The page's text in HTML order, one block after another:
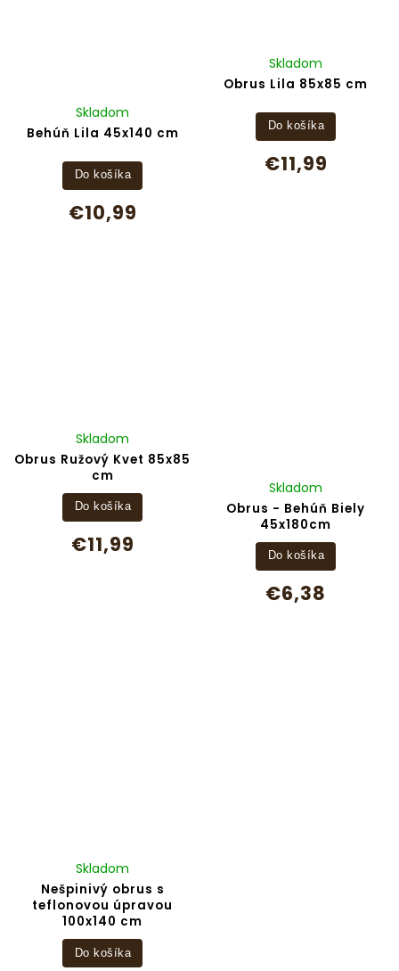
Behúň Lila 45x140 cm
Skladom
€10,99
Do košíka
Obrus Lila 85x85 cm
Skladom
€11,99
Do košíka
Obrus Ružový Kvet 85x85
cm
Skladom
€11,99
Do košíka
Obrus - Behúň Biely
45x180cm
Skladom
€6,38
Do košíka
Nešpinivý obrus s
teflonovou úpravou
100x140 cm
Skladom
Do košíka